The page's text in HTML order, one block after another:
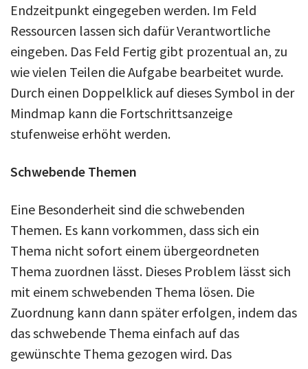
Endzeitpunkt eingegeben werden. Im Feld
Ressourcen lassen sich dafür Verantwortliche
eingeben. Das Feld Fertig gibt prozentual an, zu
wie vielen Teilen die Aufgabe bearbeitet wurde.
Durch einen Doppelklick auf dieses Symbol in der
Mindmap kann die Fortschrittsanzeige
stufenweise erhöht werden.
Schwebende Themen
Eine Besonderheit sind die schwebenden
Themen. Es kann vorkommen, dass sich ein
Thema nicht sofort einem übergeordneten
Thema zuordnen lässt. Dieses Problem lässt sich
mit einem schwebenden Thema lösen. Die
Zuordnung kann dann später erfolgen, indem das
das schwebende Thema einfach auf das
gewünschte Thema gezogen wird. Das